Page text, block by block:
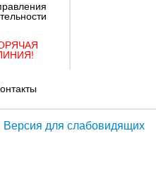
Версия для слабовидящих